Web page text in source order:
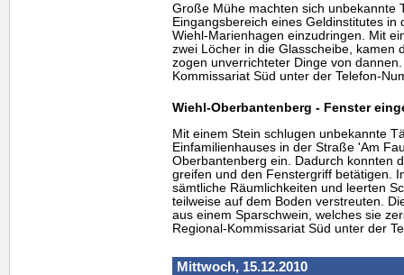
Große Mühe machten sich unbekannte
Eingangsbereich eines Geldinstitutes
Wiehl-Marienhagen einzudringen. Mit
zwei Löcher in die Glasscheibe, kamen
zogen unverrichteter Dinge von
Kommissariat Süd unter der Telefon-
Wiehl-Oberbantenberg - Fenster
Mit einem Stein schlugen unbekannte
Einfamilienhauses in der Straße 'Am
Oberbantenberg ein. Dadurch konnten
greifen und den Fenstergriff betätigen.
sämtliche Räumlichkeiten und leerten
teilweise auf dem Boden verstreuten.
aus einem Sparschwein, welches sie
Regional-Kommissariat Süd unter der
Mittwoch, 15.12.2010